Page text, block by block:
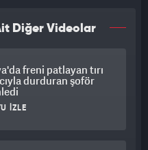
Diğer Videolar
freni patlayan tırı
durduran şoför
İZLE